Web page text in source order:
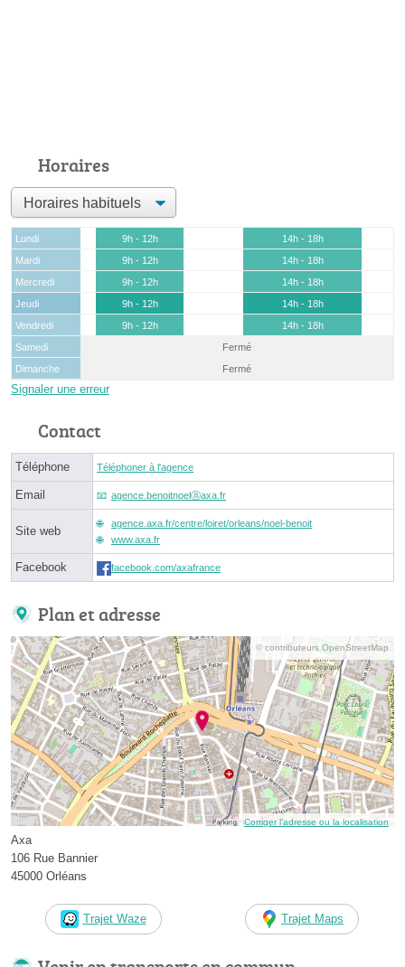
Horaires
Lundi 9h - 12h
14h - 18h
Mardi
9h - 12h
14h - 18h
Mercredi
9h - 12h
14h - 18h
Jeudi
9h - 12h
14h - 18h
Vendredi
9h - 12h
14h - 18h
Samedi
Fermé
Dimanche
Fermé
Signaler une erreur
Contact
Téléphone Téléphoner à l'agence
Email agence.benoitnoelⓐaxa.fr
Site web
agence.axa.fr/centre/loiret/orleans/noel-benoit
www.axa.fr
Facebook facebook.com/axafrance
Plan et adresse
© contributeurs OpenStreetMap
Corriger l’adresse ou la localisation
Axa
106 Rue Bannier
45000 Orléans
Trajet Waze Trajet Maps